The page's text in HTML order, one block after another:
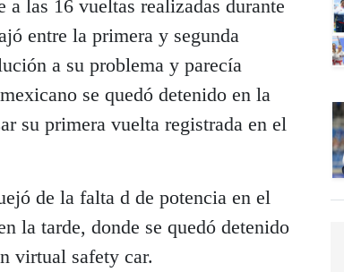
a las 16 vueltas realizadas durante
entre la primera y segunda
a su problema y parecía
se quedó detenido en la
su primera vuelta registrada en el
de la falta d de potencia en el
la tarde, donde se quedó detenido
virtual safety car.